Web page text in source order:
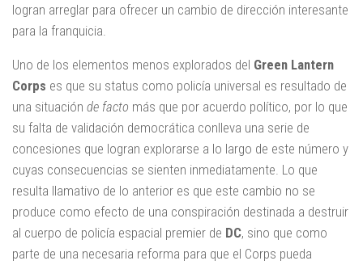
logran arreglar para ofrecer un cambio de dirección interesante
para la franquicia.
Uno de los elementos menos explorados del Green Lantern
Corps es que su status como policía universal es resultado de
una situación de facto más que por acuerdo político, por lo que
su falta de validación democrática conlleva una serie de
concesiones que logran explorarse a lo largo de este número y
cuyas consecuencias se sienten inmediatamente. Lo que
resulta llamativo de lo anterior es que este cambio no se
produce como efecto de una conspiración destinada a destruir
al cuerpo de policía espacial premier de DC, sino que como
parte de una necesaria reforma para que el Corps pueda